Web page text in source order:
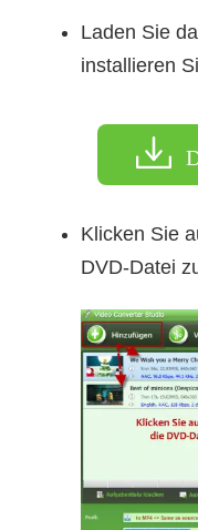
Laden Sie
installieren
Klicken Sie
DVD-Datei